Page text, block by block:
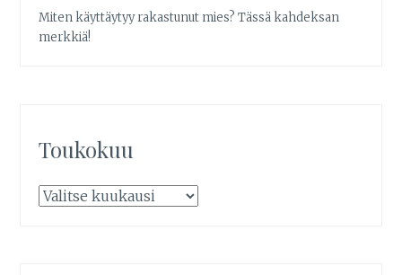
Miten käyttäytyy rakastunut mies? Tässä kahdeksan
merkkiä!
Toukokuu